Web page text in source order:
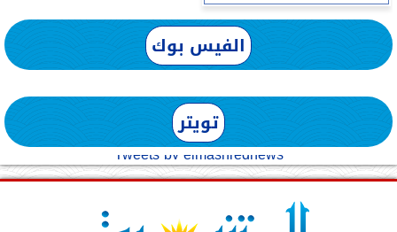
الفيس بوك
تويتر
Tweets by elmashreqnews